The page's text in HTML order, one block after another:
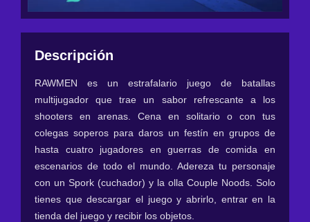
Descripción
RAWMEN es un estrafalario juego de batallas
multijugador que trae un sabor refrescante a los
shooters en arenas. Cena en solitario o con tus
colegas soperos para daros un festín en grupos de
hasta cuatro jugadores en guerras de comida en
escenarios de todo el mundo. Adereza tu personaje
con un Spork (cuchador) y la olla Couple Noods. Solo
tienes que descargar el juego y abrirlo, entrar en la
tienda del juego y recibir los objetos.